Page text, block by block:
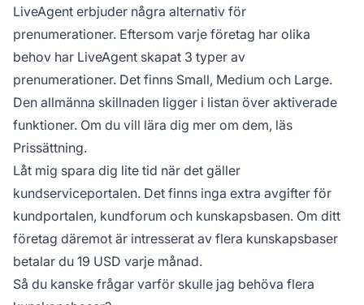
LiveAgent erbjuder några alternativ för
prenumerationer. Eftersom varje företag har olika
behov har LiveAgent skapat 3 typer av
prenumerationer. Det finns Small, Medium och Large.
Den allmänna skillnaden ligger i listan över aktiverade
funktioner. Om du vill lära dig mer om dem, läs
Prissättning.
Låt mig spara dig lite tid när det gäller
kundserviceportalen. Det finns inga extra avgifter för
kundportalen, kundforum och kunskapsbasen. Om ditt
företag däremot är intresserat av flera kunskapsbaser
betalar du 19 USD varje månad.
Så du kanske frågar varför skulle jag behöva flera